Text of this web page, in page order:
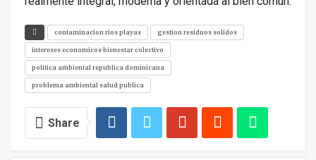
contaminacion rios playas
gestion residuos solidos
intereses economicos bienestar colectivo
politica ambiental republica dominicana
problema ambiental salud publica
Share